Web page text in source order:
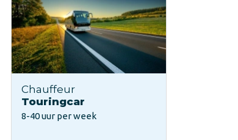
Chauffeur
Touringcar
8-40 uur per week